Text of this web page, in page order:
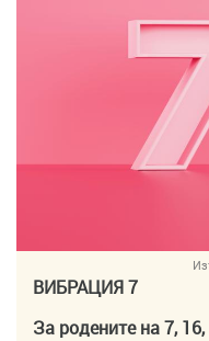
ВИБРАЦИЯ 7
За родените на 7,